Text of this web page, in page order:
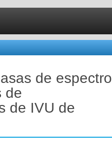
de espectro
de
de IVU de